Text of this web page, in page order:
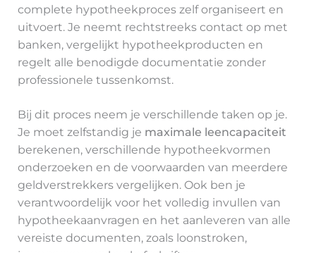
complete hypotheekproces zelf organiseert en
uitvoert. Je neemt rechtstreeks contact op met
banken, vergelijkt hypotheekproducten en
regelt alle benodigde documentatie zonder
professionele tussenkomst.
Bij dit proces neem je verschillende taken op je.
Je moet zelfstandig je maximale leencapaciteit
berekenen, verschillende hypotheekvormen
onderzoeken en de voorwaarden van meerdere
geldverstrekkers vergelijken. Ook ben je
verantwoordelijk voor het volledig invullen van
hypotheekaanvragen en het aanleveren van alle
vereiste documenten, zoals loonstroken,